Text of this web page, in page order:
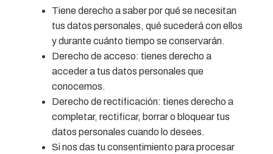
Tiene derecho a saber por qué se necesitan
tus datos personales, qué sucederá con ellos
y durante cuánto tiempo se conservarán.
Derecho de acceso: tienes derecho a
acceder a tus datos personales que
conocemos.
Derecho de rectificación: tienes derecho a
completar, rectificar, borrar o bloquear tus
datos personales cuando lo desees.
Si nos das tu consentimiento para procesar